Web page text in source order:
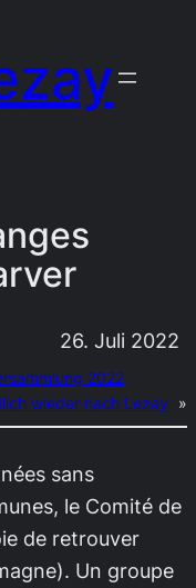
26. Juli 2022
2022
wieder nach Lezay »
sans
le Comité de
de retrouver
Un groupe